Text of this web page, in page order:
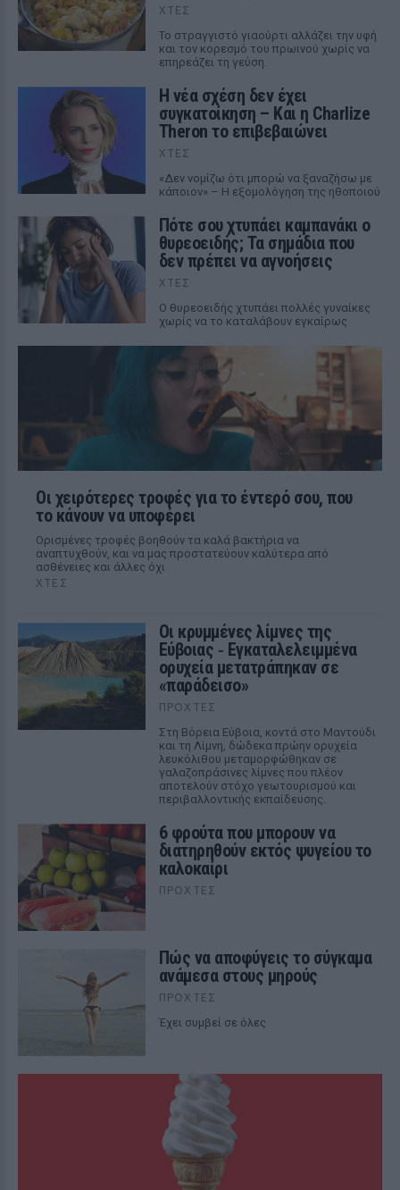
ΧΤΕΣ
Το στραγγιστό γιαούρτι αλλάζει την υφή
και τον κορεσμό του πρωινού χωρίς να
επηρεάζει τη γεύση.
Η νέα σχέση δεν έχει
συγκατοίκηση – Και η Charlize
Theron το επιβεβαιώνει
ΧΤΕΣ
«Δεν νομίζω ότι μπορώ να ξαναζήσω με
κάποιον» – Η εξομολόγηση της ηθοποιού
Πότε σου χτυπάει καμπανάκι ο
θυρεοειδής; Τα σημάδια που
δεν πρέπει να αγνοήσεις
ΧΤΕΣ
Ο θυρεοειδής χτυπάει πολλές γυναίκες
χωρίς να το καταλάβουν εγκαίρως
Οι χειρότερες τροφές για το έντερό σου, που
το κάνουν να υποφέρει
Ορισμένες τροφές βοηθούν τα καλά βακτήρια να
αναπτυχθούν, και να μας προστατεύουν καλύτερα από
ασθένειες και άλλες όχι
ΧΤΕΣ
Οι κρυμμένες λίμνες της
Εύβοιας ‑ Εγκαταλελειμμένα
ορυχεία μετατράπηκαν σε
«παράδεισο»
ΠΡΟΧΤΈΣ
Στη Βόρεια Εύβοια, κοντά στο Μαντούδι
και τη Λίμνη, δώδεκα πρώην ορυχεία
λευκόλιθου μεταμορφώθηκαν σε
γαλαζοπράσινες λίμνες που πλέον
αποτελούν στόχο γεωτουρισμού και
περιβαλλοντικής εκπαίδευσης.
6 φρούτα που μπορουν να
διατηρηθούν εκτός ψυγείου το
καλοκαίρι
ΠΡΟΧΤΈΣ
Πώς να αποφύγεις το σύγκαμα
ανάμεσα στους μηρούς
ΠΡΟΧΤΈΣ
Έχει συμβεί σε όλες